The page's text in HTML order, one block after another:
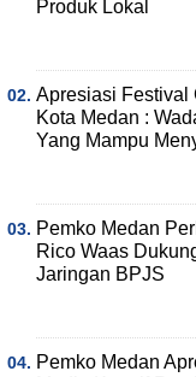
Produk Lokal
Apresiasi Festival
Kota Medan :
Yang Mampu
Pemko Medan
Rico Waas
Jaringan BPJS
Pemko Medan